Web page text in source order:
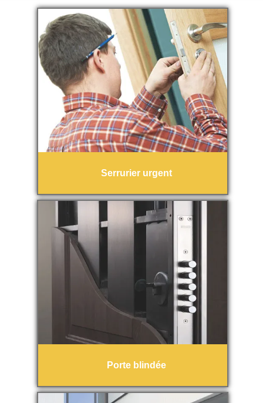
Serrurier urgent
Porte blindée